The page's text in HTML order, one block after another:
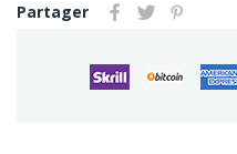
Partager